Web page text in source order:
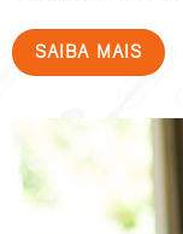
SAIBA MAIS